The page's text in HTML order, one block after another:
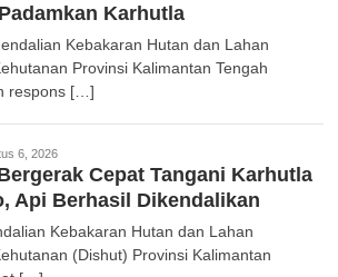
Karhutla
Kebakaran Hutan dan Lahan
Provinsi Kalimantan Tengah
respons […]
6, 2026
Cepat Tangani Karhutla
Api Berhasil Dikendalikan
Kebakaran Hutan dan Lahan
(Dishut) Provinsi Kalimantan